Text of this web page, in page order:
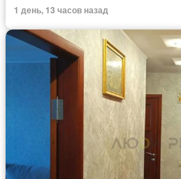
1 день, 13 часов назад